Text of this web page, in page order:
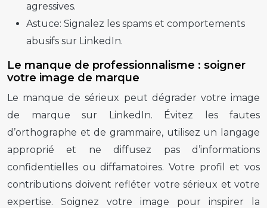
agressives.
Astuce: Signalez les spams et comportements
abusifs sur LinkedIn.
Le manque de professionnalisme : soigner
votre image de marque
Le manque de sérieux peut dégrader votre image
de marque sur LinkedIn. Évitez les fautes
d’orthographe et de grammaire, utilisez un langage
approprié et ne diffusez pas d’informations
confidentielles ou diffamatoires. Votre profil et vos
contributions doivent refléter votre sérieux et votre
expertise. Soignez votre image pour inspirer la